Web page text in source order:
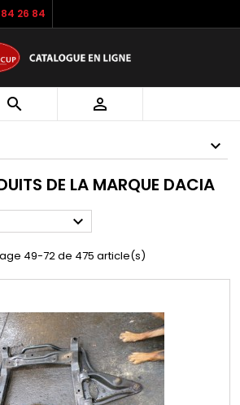
26 84
 
DE LA MARQUE DACIA

49-72 de 475 article(s)